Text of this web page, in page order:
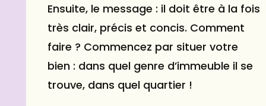
Ensuite, le message : il doit être à la fois
très clair, précis et concis. Comment
faire ? Commencez par situer votre
bien : dans quel genre d’immeuble il se
trouve, dans quel quartier !